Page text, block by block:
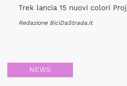
Trek lancia 15 nuovi colori
Redazione BiciDaStrada.it
NEWS